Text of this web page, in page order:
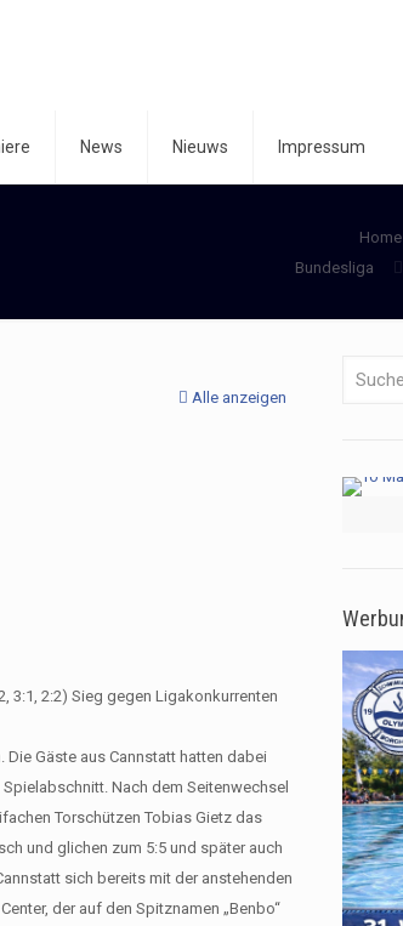
News Nieuws Impressum
Home
Bundesliga
Alle anzeigen
3:1, 2:2) Sieg gegen Ligakonkurrenten
Gäste aus Cannstatt hatten dabei
Spielabschnitt.Nach dem Seitenwechsel
Torschützen Tobias Gietz das
und glichen zum 5:5 und später auch
sich bereits mit der anstehenden
der auf den Spitznamen „Benbo“